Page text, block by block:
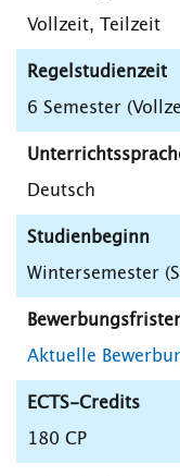
Vollzeit, Teilzeit
Regelstudienzeit
6 Semester
Deutsch
Studienbeginn
Wintersemester
Aktuelle
ECTS-Credits
180 CP